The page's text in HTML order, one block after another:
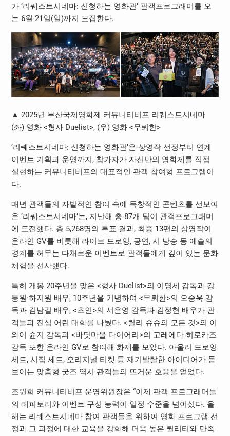
가 ‘리퀘스트시네마: 신청하는 영화관’ 관객프로그래머를 오
는 6월 21일(일)까지 모집한다.
▲ 2025년 부산국제영화제 커뮤니티비프 리퀘스트시네마
(좌) 영화 <형사 Duelist>, (우) 영화 <무뢰한>
‘리퀘스트시네마: 신청하는 영화관’은 상영작 선정부터 연계
이벤트 기획과 운영까지, 참가자가 자신만의 영화제를 직접
실현하는 커뮤니티비프의 대표적인 관객 참여형 프로그램이
다.
매년 관객들의 자발적인 참여 속에 독창적인 콘텐츠를 선보여
온 ‘리퀘스트시네마’는, 지난해 총 87개 팀이 관객프로그래머
에 도전했다. 총 5,268명의 투표 결과, 최종 13편의 상영작이
온라인 GV를 비롯해 라이브 드로잉, 공연, 시 낭송 등 예술의
경계를 허무는 다채로운 이벤트로 관객들에게 깊이 있는 문화
체험을 선사했다.
특히 개봉 20주년을 맞은 <형사 Duelist>의 이명세 감독과 강
동원·하지원 배우, 10주년을 기념하여 <무뢰한>의 오승욱 감
독과 김남길 배우, <초인>의 서은영 감독과 김정현 배우가 관
객들과 진심 어린 대화를 나눴다. <릴리 슈슈의 모든 것>의 이
와이 슌지 감독과 <바닷마을 다이어리>의 고레에다 히로카즈
감독 또한 온라인 GV로 참여해 화제를 모았다. 아울러 드로잉
세트, 시집 세트, 오리지널 티켓 등 재기발랄한 아이디어가 돋
보이는 맞춤형 굿즈 역시 관객들의 뜨거운 호응을 얻었다.
조원희 커뮤니티비프 운영위원장은 “이제 관객 프로그래머들
의 레퍼토리와 이벤트 구성 능력이 일정 수준을 넘어섰다. 올
해는 리퀘스트시네마 참여 관객들을 위하여 영화 프로그램 선
정과 그 과정에 대한 교육을 강화해 더욱 높은 퀄리티와 만족